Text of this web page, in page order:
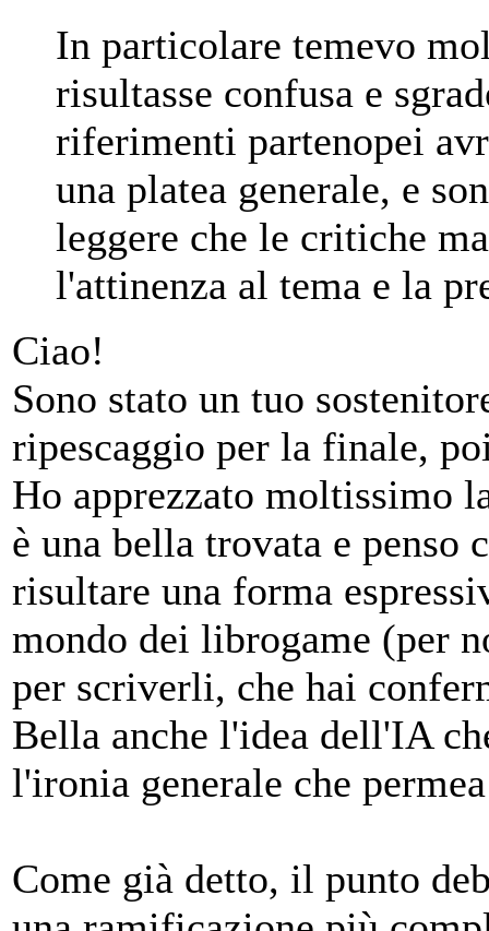
In particolare temevo
risultasse confusa e
riferimenti partenopei
una platea generale, e
leggere che le critiche
l'attinenza al tema e la
Ciao!
Sono stato un tuo
ripescaggio per la finale,
Ho apprezzato moltissimo
è una bella trovata e penso
risultare una forma
mondo dei librogame (per
per scriverli, che hai
Bella anche l'idea dell'IA
l'ironia generale che
Come già detto, il punto